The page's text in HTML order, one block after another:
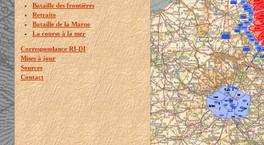
Bataille des frontières
Retraite
Bataille de la Marne
La course à la mer
Correspondance RI-DI
Mises à jour
Sources
Contact